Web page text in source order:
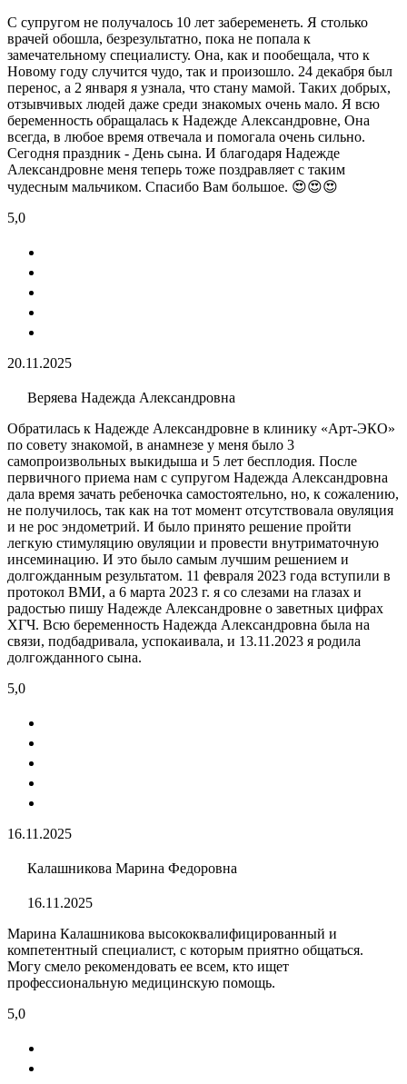
С супругом не получалось 10 лет забеременеть. Я столько
врачей обошла, безрезультатно, пока не попала к
замечательному специалисту. Она, как и пообещала, что к
Новому году случится чудо, так и произошло. 24 декабря был
перенос, а 2 января я узнала, что стану мамой. Таких добрых,
отзывчивых людей даже среди знакомых очень мало. Я всю
беременность обращалась к Надежде Александровне, Она
всегда, в любое время отвечала и помогала очень сильно.
Сегодня праздник - День сына. И благодаря Надежде
Александровне меня теперь тоже поздравляет с таким
чудесным мальчиком. Спасибо Вам большое. 😍😍😍
5,0
20.11.2025
Веряева Надежда Александровна
Обратилась к Надежде Александровне в клинику «Арт-ЭКО»
по совету знакомой, в анамнезе у меня было 3
самопроизвольных выкидыша и 5 лет бесплодия​. После
первичного приема нам с супругом Надежда Александровна
дала время зачать ребеночка самостоятельно, но, к сожалению,
не получилось, так как на тот момент отсутствовала овуляция
и не рос эндометрий. И было принято решение пройти
легкую стимуляцию овуляции​ и провести внутриматочную
инсеминацию​. И это было самым лучшим решением и
долгожданным результатом. 11 февраля 2023 года вступили в
протокол ВМИ, а 6 марта 2023 г. я со слезами на глазах и
радостью пишу Надежде Александровне о заветных цифрах
ХГЧ. Всю беременность Надежда Александровна была на
связи, подбадривала, успокаивала, и 13.11.2023 я родила
долгожданного сына.
5,0
16.11.2025
Калашникова Марина Федоровна
16.11.2025
Марина Калашникова высококвалифицированный и
компетентный специалист, с которым приятно общаться.
Могу смело рекомендовать ее всем, кто ищет
профессиональную медицинскую помощь.
5,0